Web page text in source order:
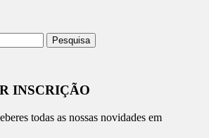
INSCRIÇÃO
todas as nossas novidades em